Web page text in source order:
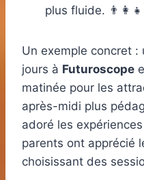
plus fluide.
Un exemple concret
jours à Futuroscope
matinée pour les
après-midi plus
adoré les
parents ont apprécié
choisissant des